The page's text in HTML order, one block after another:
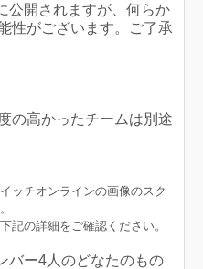
公開されますが、何らか
性がございます。ご了承
の高かったチームは別途
ッチオンラインの画像のスク
記の詳細をご確認ください。
バー4人のどなたのもの